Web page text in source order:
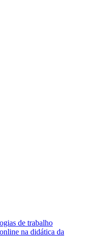
de trabalho
na didática da